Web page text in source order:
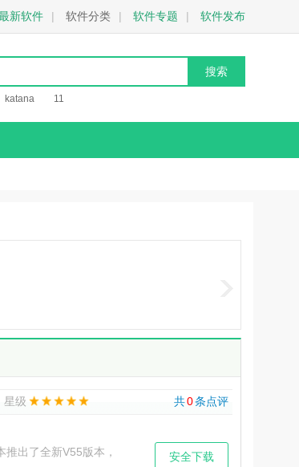
新软件 | 软件分类 | 软件专题 | 软件发布
katana 11
共0条点评
星级
出了全新V55版本，
安全下载